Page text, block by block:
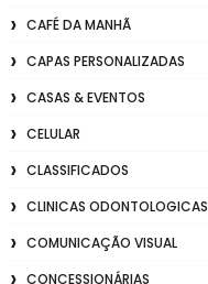
CAFÉ DA MANHÃ
CAPAS PERSONALIZADAS
CASAS & EVENTOS
CELULAR
CLASSIFICADOS
CLINICAS ODONTOLOGICAS
COMUNICAÇÃO VISUAL
CONCESSIONÁRIAS